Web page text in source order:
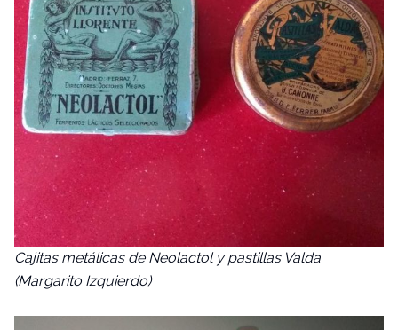
Cajitas metálicas de Neolactol y pastillas Valda
(Margarito Izquierdo)